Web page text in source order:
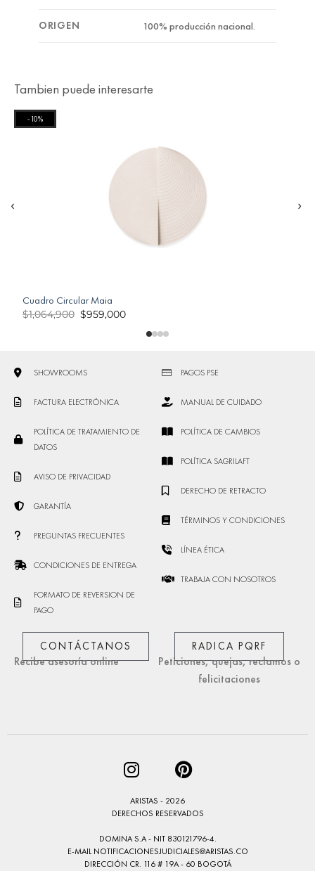
ORIGEN 100% producción nacional.
Tambien puede interesarte
‹ ›
-10%
Cuadro Circular Maia
$1,064,900 $959,000
SHOWROOMS
FACTURA ELECTRÓNICA
POLÍTICA DE TRATAMIENTO DE
DATOS
AVISO DE PRIVACIDAD
GARANTÍA
PREGUNTAS FRECUENTES
CONDICIONES DE ENTREGA
FORMATO DE REVERSION DE
PAGO
PAGOS PSE
MANUAL DE CUIDADO
POLÍTICA DE CAMBIOS
POLÍTICA SAGRILAFT
DERECHO DE RETRACTO
TÉRMINOS Y CONDICIONES
LÍNEA ÉTICA
TRABAJA CON NOSOTROS
CONTÁCTANOS
Recibe asesoría online
RADICA PQRF
Peticiones, quejas, reclamos o
felicitaciones
ARISTAS - 2026
DERECHOS RESERVADOS
DOMINA S.A - NIT 830121796-4.
E-MAILNOTIFICACIONESJUDICIALES@ARISTAS.CO
DIRECCIÓN CR. 116 # 19A - 60 BOGOTÁ